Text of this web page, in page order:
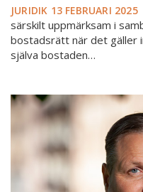
JURIDIK 13 FEBRUARI 2025
särskilt uppmärksam i
bostadsrätt när det gäller
själva bostaden…
Riksrevisionen
granskar